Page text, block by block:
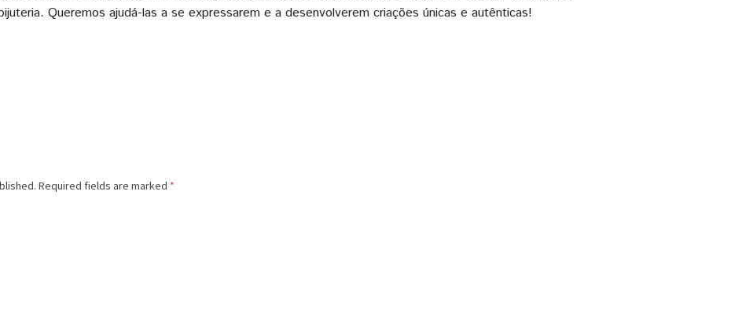
Queremos ajudá-las a se expressarem e a desenvolverem criações únicas e autênticas!
Required fields are marked *